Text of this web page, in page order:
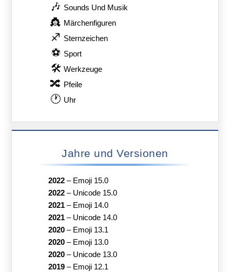
🎶 Sounds Und Musik
👸 Märchenfiguren
♐ Sternzeichen
⚽ Sport
🛠 Werkzeuge
🔀 Pfeile
🕐 Uhr
Jahre und Versionen
2022– Emoji 15.0
2022– Unicode 15.0
2021– Emoji 14.0
2021– Unicode 14.0
2020– Emoji 13.1
2020– Emoji 13.0
2020– Unicode 13.0
2019– Emoji 12.1